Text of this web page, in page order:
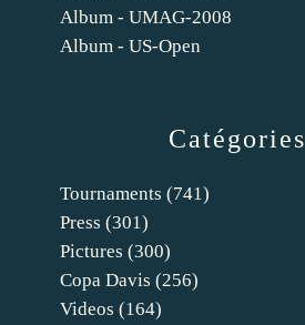
Catégories
Tournaments (741)
Press (301)
Pictures (300)
Copa Davis (256)
Videos (164)
Album - UMAG-2008
Album - US-Open